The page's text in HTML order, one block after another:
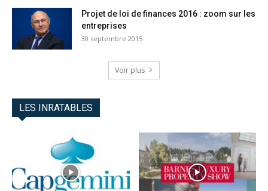
Projet de loi de finances 2016 : zoom sur les
entreprises
30 septembre 2015
Voir plus
LES INRATABLES